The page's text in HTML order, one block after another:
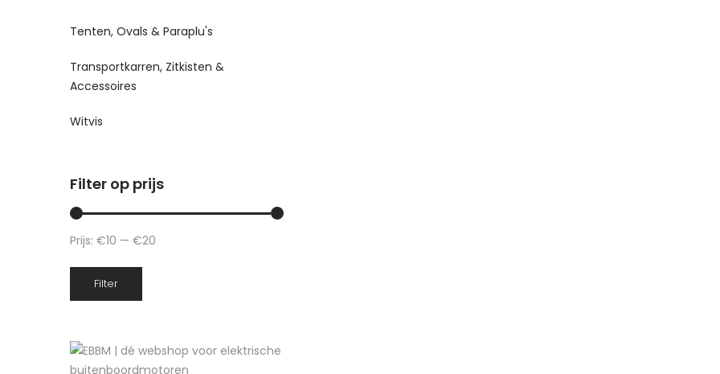
Tenten, Ovals & Paraplu's
Transportkarren, Zitkisten &
Accessoires
Witvis
Filter op prijs
Filter
Prijs: €10 — €20